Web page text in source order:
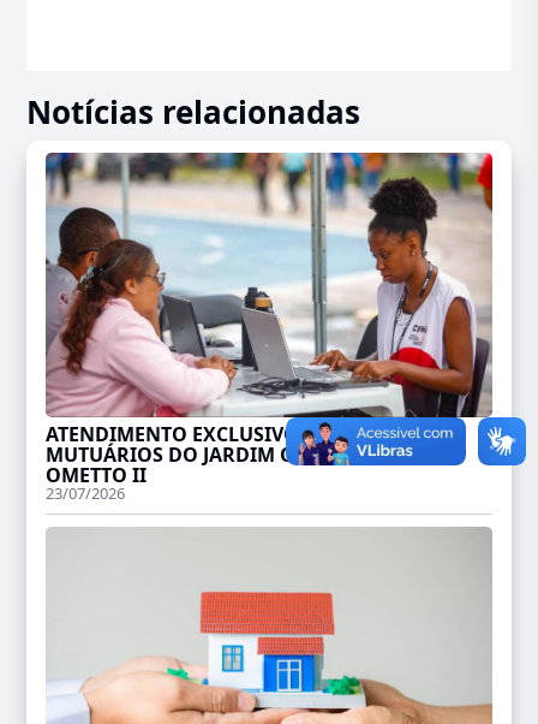
Notícias relacionadas
ATENDIMENTO EXCLUSIVO DA CDHU PARA
MUTUÁRIOS DO JARDIM ORLANDO CHESINI
OMETTO II
23/07/2026